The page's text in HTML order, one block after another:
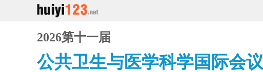
2026第十一届
公共卫生与医学科学国际会议